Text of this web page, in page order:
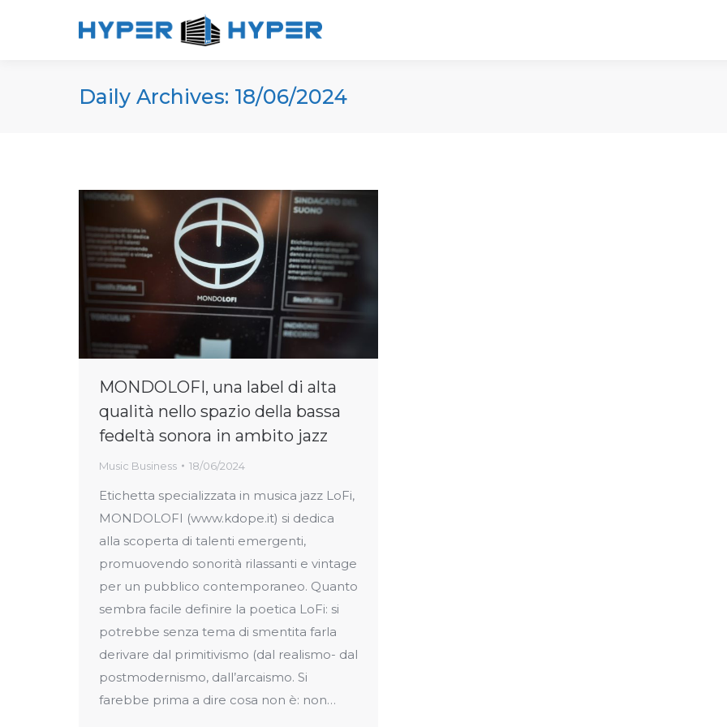
Daily Archives: 18/06/2024
MONDOLOFI, una label di alta
qualità nello spazio della bassa
fedeltà sonora in ambito jazz
Music Business 18/06/2024
Etichetta specializzata in musica jazz LoFi,
MONDOLOFI (www.kdope.it) si dedica
alla scoperta di talenti emergenti,
promuovendo sonorità rilassanti e vintage
per un pubblico contemporaneo. Quanto
sembra facile definire la poetica LoFi: si
potrebbe senza tema di smentita farla
derivare dal primitivismo (dal realismo- dal
postmodernismo, dall’arcaismo. Si
farebbe prima a dire cosa non è: non…